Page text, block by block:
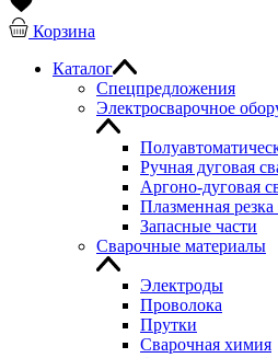
Корзина
Каталог
Спецпредложения
Электросварочное
Ручная дуговая
Аргоно-дуговая
Плазменная
Запасные части
Сварочные материалы
Электроды
Проволока
Прутки
Сварочная химия